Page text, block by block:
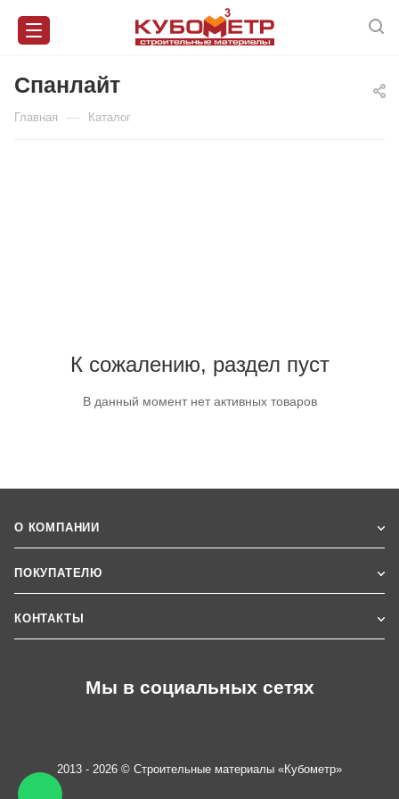
Спанлайт
Главная — Каталог
К сожалению, раздел пуст
В данный момент нет активных товаров
О КОМПАНИИ
ПОКУПАТЕЛЮ
КОНТАКТЫ
Мы в социальных сетях
2013 - 2026 © Строительные материалы «Кубометр»